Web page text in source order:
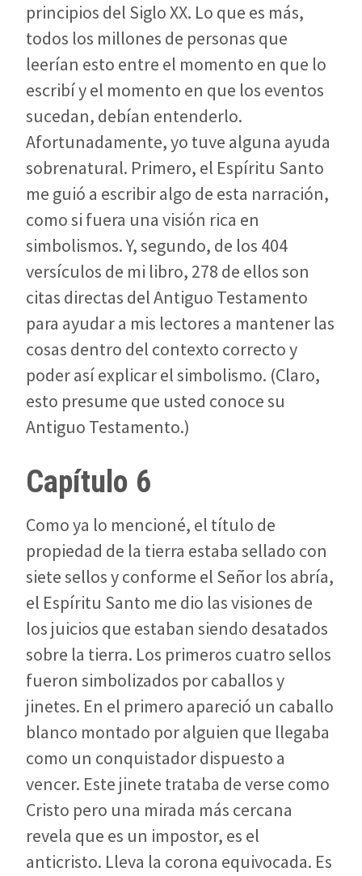
principios del Siglo XX. Lo que es más,
todos los millones de personas que
leerían esto entre el momento en que lo
escribí y el momento en que los eventos
sucedan, debían entenderlo.
Afortunadamente, yo tuve alguna ayuda
sobrenatural. Primero, el Espíritu Santo
me guió a escribir algo de esta narración,
como si fuera una visión rica en
simbolismos. Y, segundo, de los 404
versículos de mi libro, 278 de ellos son
citas directas del Antiguo Testamento
para ayudar a mis lectores a mantener las
cosas dentro del contexto correcto y
poder así explicar el simbolismo. (Claro,
esto presume que usted conoce su
Antiguo Testamento.)
Capítulo 6
Como ya lo mencioné, el título de
propiedad de la tierra estaba sellado con
siete sellos y conforme el Señor los abría,
el Espíritu Santo me dio las visiones de
los juicios que estaban siendo desatados
sobre la tierra. Los primeros cuatro sellos
fueron simbolizados por caballos y
jinetes. En el primero apareció un caballo
blanco montado por alguien que llegaba
como un conquistador dispuesto a
vencer. Este jinete trataba de verse como
Cristo pero una mirada más cercana
revela que es un impostor, es el
anticristo. Lleva la corona equivocada. Es